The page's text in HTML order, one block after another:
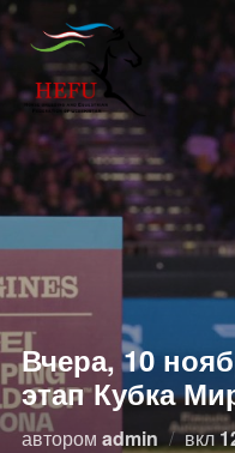
Перейти
к
содержимому
Вчера, 10
этап Кубка
автором admin вкл